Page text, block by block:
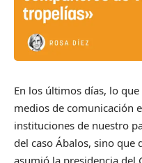
En los últimos días, lo
medios de comunicación
instituciones de nuestro
del caso Ábalos, sino que
asumió la presidencia del